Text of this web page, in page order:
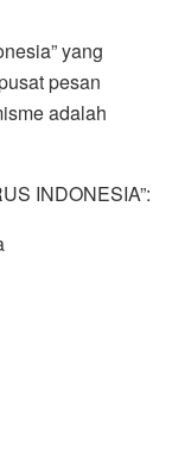
yang
pesan
adalah
INDONESIA”: